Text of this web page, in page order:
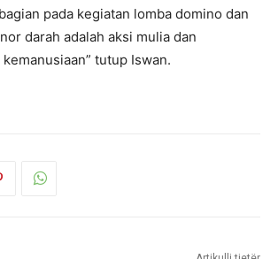
pada kegiatan lomba domino dan
darah adalah aksi mulia dan
tutup Iswan.